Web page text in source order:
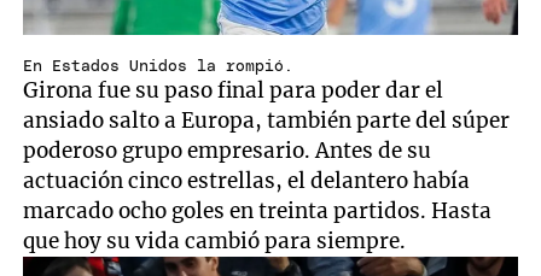
En Estados Unidos la rompió.
Girona fue su paso final para poder dar el
ansiado salto a Europa, también parte del súper
poderoso grupo empresario. Antes de su
actuación cinco estrellas, el delantero había
marcado ocho goles en treinta partidos. Hasta
que hoy su vida cambió para siempre.